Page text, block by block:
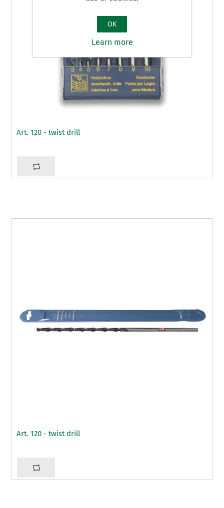
Art. 120 - twist drill
Art. 120 - twist drill
OK
Learn more